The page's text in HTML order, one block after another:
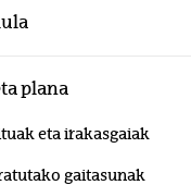
plana
eta irakasgaiak
gaitasunak